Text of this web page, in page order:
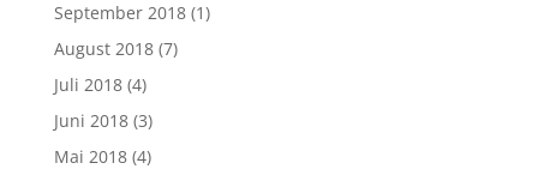
September 2018(1)
August 2018(7)
Juli 2018(4)
Juni 2018(3)
Mai 2018(4)